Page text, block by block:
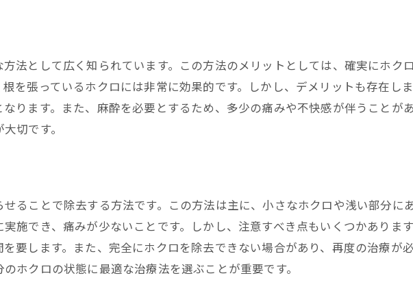
法として広く知られています。この方法のメリットとしては、確実にホク
を張っているホクロには非常に効果的です。しかし、デメリットも存在し
ります。また、麻酔を必要とするため、多少の痛みや不快感が伴うことが
切です。
ることで除去する方法です。この方法は主に、小さなホクロや浅い部分に
施でき、痛みが少ないことです。しかし、注意すべき点もいくつかありま
要します。また、完全にホクロを除去できない場合があり、再度の治療が
ホクロの状態に最適な治療法を選ぶことが重要です。